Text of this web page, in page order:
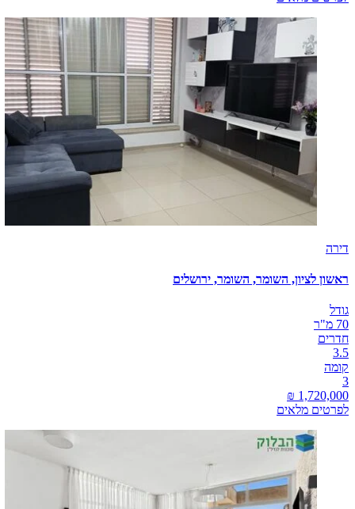
דירה
ראשון לציון, השומר, השומר, ירושלים
גודל
70 מ"ר
חדרים
3.5
קומה
3
לפרטים מלאים